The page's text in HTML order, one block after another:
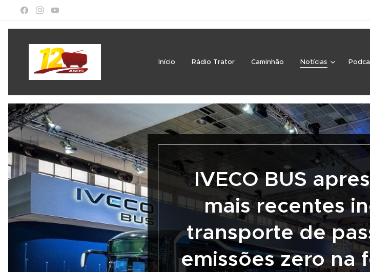
Início Rádio Trator Caminhão Notícias
IVECO BUS
mais recentes
transporte de
emissões zero na